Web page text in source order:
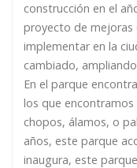
construcción en el
proyecto de mejoras
implementar en la
cambiado,
En el parque
los que encontramos
chopos, álamos, o
años, este parque
inaugura, este